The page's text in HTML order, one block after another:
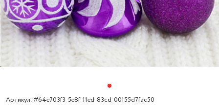
Артикул: #64e703f3-5e8f-11ed-83cd-00155d7fac50